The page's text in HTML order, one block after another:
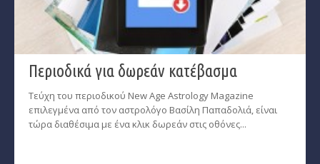
Περιοδικά για δωρεάν κατέβασμα
Τεύχη του περιοδικού New Age Astrology Magazine
επιλεγμένα από τον αστρολόγο Βασίλη Παπαδολιά, είναι
τώρα διαθέσιμα με ένα κλικ δωρεάν στις οθόνες...